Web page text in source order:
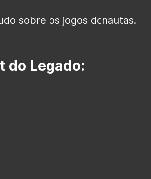
sobre os jogos dcnautas.
do Legado: